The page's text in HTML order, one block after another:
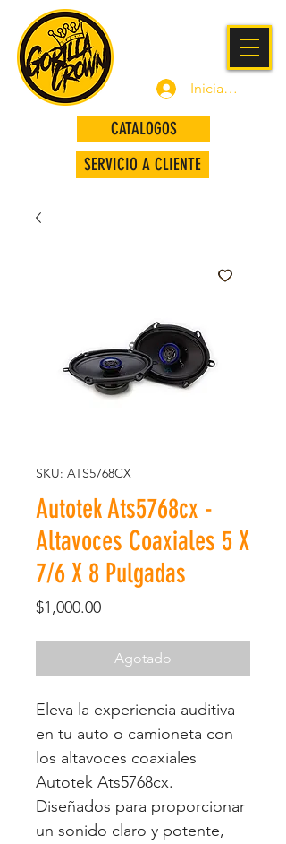
Iniciar sesión
SERVICIO A CLIENTE
CATALOGOS
SKU: ATS5768CX
Autotek Ats5768cx -
Altavoces Coaxiales 5 X
7/6 X 8 Pulgadas
$1,000.00Precio
Agotado
Eleva la experiencia auditiva
en tu auto o camioneta con
los altavoces coaxiales
Autotek Ats5768cx.
Diseñados para proporcionar
un sonido claro y potente,